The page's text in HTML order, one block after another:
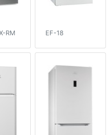
RM EF-18